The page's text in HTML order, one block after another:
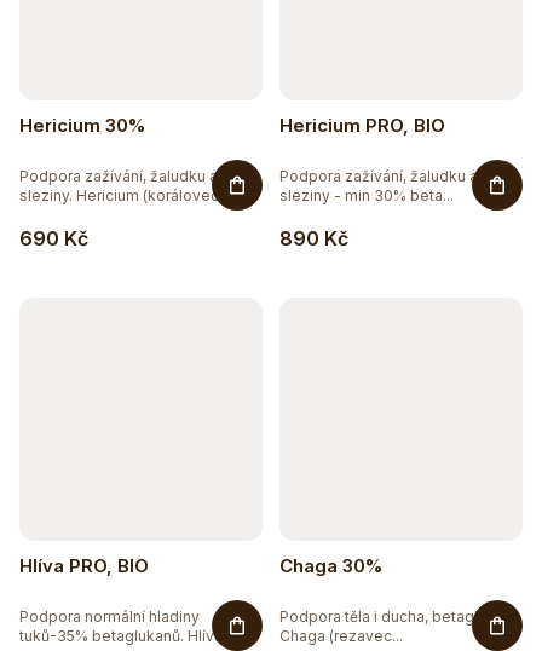
Hericium 30%
690 Kč
Podpora zažívání, žaludku a
sleziny. Hericium (korálovec...
Hericium PRO, BIO
890 Kč
Podpora zažívání, žaludku a
sleziny - min 30% beta...
Hlíva PRO, BIO
Podpora normální hladiny
tuků-35% betaglukanů. Hlíva...
Chaga 30%
Podpora těla i ducha, betaglukany
Chaga (rezavec...